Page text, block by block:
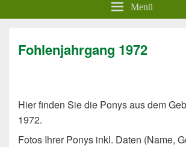
Menü
Fohlenjahrgang 1972
Hier finden Sie die Ponys aus dem
1972.
Fotos Ihrer Ponys inkl. Daten (Name,